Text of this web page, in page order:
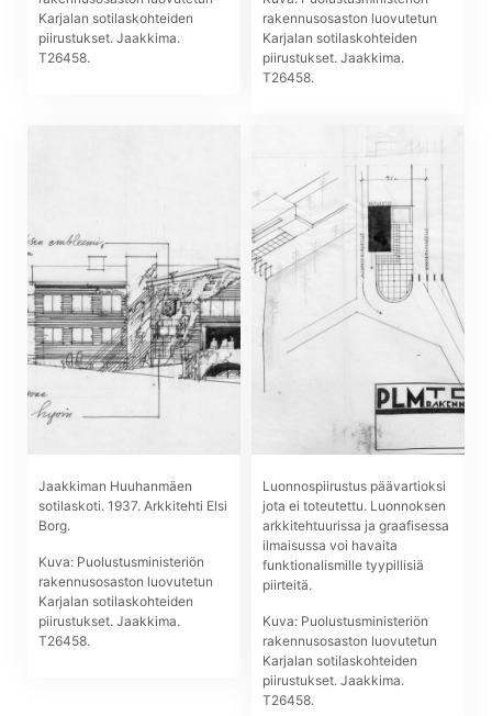
Karjalan sotilaskohteiden
piirustukset. Jaakkima.
T26458.
rakennusosaston luovutetun
Karjalan sotilaskohteiden
piirustukset. Jaakkima.
T26458.
Jaakkiman Huuhanmäen
sotilaskoti. 1937. Arkkitehti Elsi
Borg.
Kuva: Puolustusministeriön
rakennusosaston luovutetun
Karjalan sotilaskohteiden
piirustukset. Jaakkima.
T26458.
Luonnospiirustus päävartioksi
jota ei toteutettu. Luonnoksen
arkkitehtuurissa ja graafisessa
ilmaisussa voi havaita
funktionalismille tyypillisiä
piirteitä.
Kuva: Puolustusministeriön
rakennusosaston luovutetun
Karjalan sotilaskohteiden
piirustukset. Jaakkima.
T26458.